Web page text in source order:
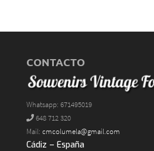
CONTACTO
Whatsapp: 671495019
648 712 320
Mail: cmcolumela@gmail.com
Cádiz – España